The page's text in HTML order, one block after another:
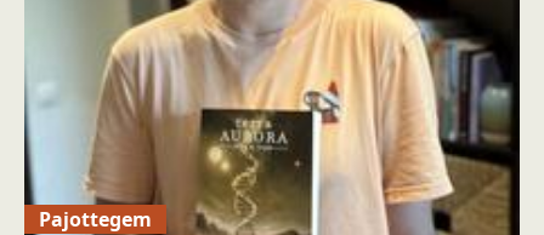
Pajottegem